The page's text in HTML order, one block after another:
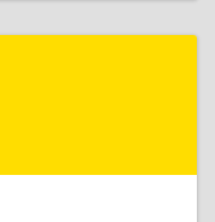
г, Малышева